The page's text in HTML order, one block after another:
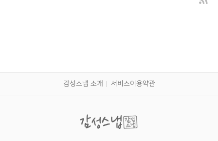
감성스냅 소개 서비스이용약관